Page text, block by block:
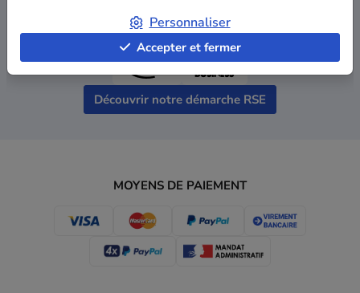
Prix RSE "Argent"
Meilleur site e-commerce de l'année 2024
Découvrir notre démarche RSE
MOYENS DE PAIEMENT
Personnaliser
Accepter et fermer